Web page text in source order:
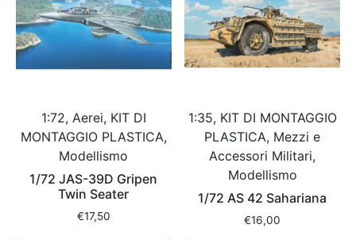
1:72, Aerei, KIT DI
MONTAGGIO PLASTICA,
Modellismo
1/72 JAS-39D Gripen
Twin Seater
€17,50
1:35, KIT DI MONTAGGIO
PLASTICA, Mezzi e
Accessori Militari,
Modellismo
1/72 AS 42 Sahariana
€16,00